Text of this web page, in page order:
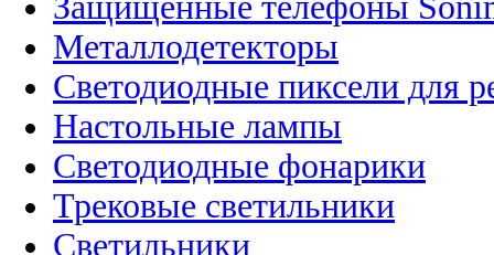
Металлодетекторы
Светодиодные пиксели для
Настольные лампы
Светодиодные фонарики
Трековые светильники
Светильники